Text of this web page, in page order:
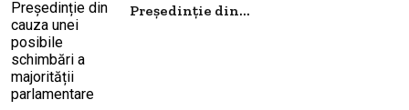
Președinție din...